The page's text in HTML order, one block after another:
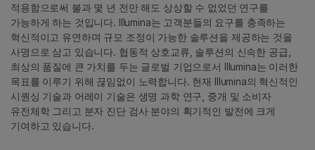
적용함으로써 불과 몇 년 전만 해도 상상할 수 없었던 연구를
가능하게 하는 것입니다. Illumina는 고객분들의 요구를 충족하는
혁신적이고 유연하며 규모 조정이 가능한 솔루션을 제공하는 것을
사명으로 삼고 있습니다. 협동적 상호교류, 솔루션의 신속한 공급,
최상의 품질에 큰 가치를 두는 글로벌 기업으로서 Illumina는 이러한
목표를 이루기 위해 끊임없이 노력합니다. 현재 Illumina의 혁신적인
시퀀싱 기술과 어레이 기술은 생명 과학 연구, 중개 및 소비자
유전체학 그리고 분자 진단 검사 분야의 획기적인 발전에 크게
기여하고 있습니다.